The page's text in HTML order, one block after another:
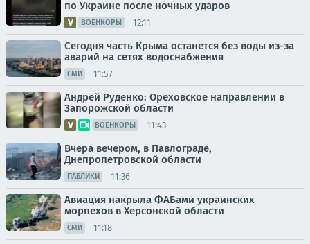
по Украине после ночных ударов
ВОЕНКОРЫ 12:11
Сегодня часть Крыма останется без воды из-за
аварий на сетях водоснабжения
СМИ 11:57
Андрей Руденко: Ореховское направлении в
Запорожской области
ВОЕНКОРЫ 11:43
Вчера вечером, в Павлограде,
Днепропетровской области
ПАБЛИКИ 11:36
Авиация накрыла ФАБами украинских
морпехов в Херсонской области
СМИ 11:18